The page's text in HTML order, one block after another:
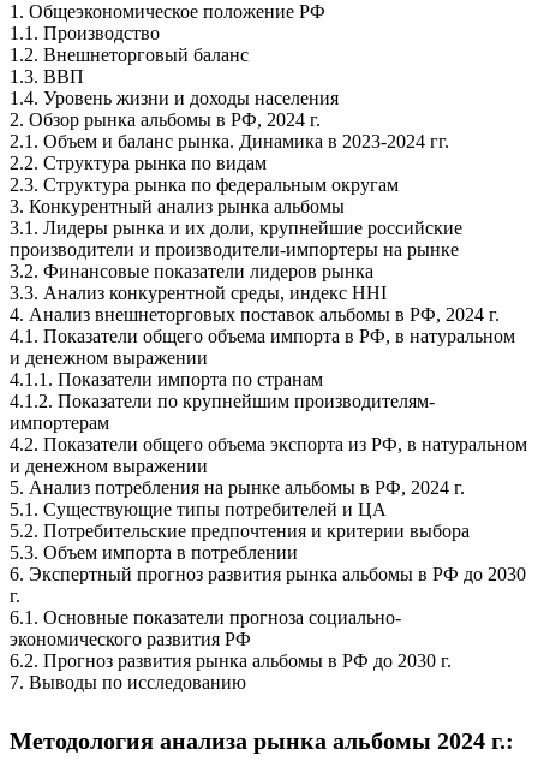
1. Общеэкономическое положение РФ
1.1. Производство
1.2. Внешнеторговый баланс
1.3. ВВП
1.4. Уровень жизни и доходы населения
2. Обзор рынка альбомы в РФ, 2024 г.
2.1. Объем и баланс рынка. Динамика в 2023-2024 гг.
2.2. Структура рынка по видам
2.3. Структура рынка по федеральным округам
3. Конкурентный анализ рынка альбомы
3.1. Лидеры рынка и их доли, крупнейшие российские
производители и производители-импортеры на рынке
3.2. Финансовые показатели лидеров рынка
3.3. Анализ конкурентной среды, индекс HHI
4. Анализ внешнеторговых поставок альбомы в РФ, 2024 г.
4.1. Показатели общего объема импорта в РФ, в натуральном
и денежном выражении
4.1.1. Показатели импорта по странам
4.1.2. Показатели по крупнейшим производителям-
импортерам
4.2. Показатели общего объема экспорта из РФ, в натуральном
и денежном выражении
5. Анализ потребления на рынке альбомы в РФ, 2024 г.
5.1. Существующие типы потребителей и ЦА
5.2. Потребительские предпочтения и критерии выбора
5.3. Объем импорта в потреблении
6. Экспертный прогноз развития рынка альбомы в РФ до 2030
г.
6.1. Основные показатели прогноза социально-
экономического развития РФ
6.2. Прогноз развития рынка альбомы в РФ до 2030 г.
7. Выводы по исследованию
Методология анализа рынка альбомы 2024 г.: